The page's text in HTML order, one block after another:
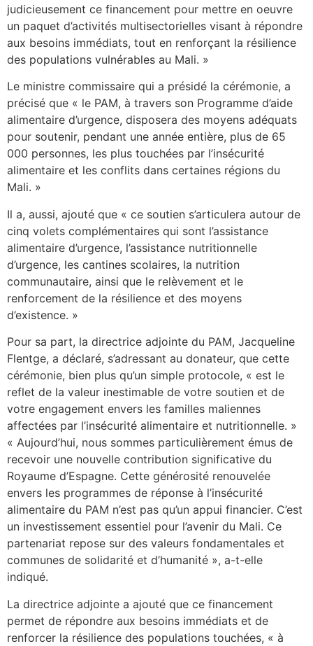
judicieusement ce financement pour mettre en oeuvre
un paquet d’activités multisectorielles visant à répondre
aux besoins immédiats, tout en renforçant la résilience
des populations vulnérables au Mali. »
Le ministre commissaire qui a présidé la cérémonie, a
précisé que « le PAM, à travers son Programme d’aide
alimentaire d’urgence, disposera des moyens adéquats
pour soutenir, pendant une année entière, plus de 65
000 personnes, les plus touchées par l’insécurité
alimentaire et les conflits dans certaines régions du
Mali. »
Il a, aussi, ajouté que « ce soutien s’articulera autour de
cinq volets complémentaires qui sont l’assistance
alimentaire d’urgence, l’assistance nutritionnelle
d’urgence, les cantines scolaires, la nutrition
communautaire, ainsi que le relèvement et le
renforcement de la résilience et des moyens
d’existence. »
Pour sa part, la directrice adjointe du PAM, Jacqueline
Flentge, a déclaré, s’adressant au donateur, que cette
cérémonie, bien plus qu’un simple protocole, « est le
reflet de la valeur inestimable de votre soutien et de
votre engagement envers les familles maliennes
affectées par l’insécurité alimentaire et nutritionnelle. »
« Aujourd’hui, nous sommes particulièrement émus de
recevoir une nouvelle contribution significative du
Royaume d’Espagne. Cette générosité renouvelée
envers les programmes de réponse à l’insécurité
alimentaire du PAM n’est pas qu’un appui financier. C’est
un investissement essentiel pour l’avenir du Mali. Ce
partenariat repose sur des valeurs fondamentales et
communes de solidarité et d’humanité », a-t-elle
indiqué.
La directrice adjointe a ajouté que ce financement
permet de répondre aux besoins immédiats et de
renforcer la résilience des populations touchées, « à